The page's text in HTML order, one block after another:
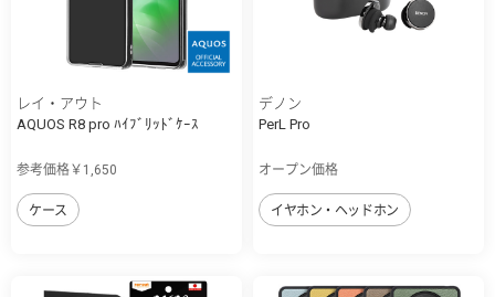
レイ・アウト
AQUOS R8 pro ﾊｲﾌﾞﾘｯﾄﾞｹｰｽ
参考価格￥1,650
ケース
デノン
PerL Pro
オープン価格
イヤホン・ヘッドホン